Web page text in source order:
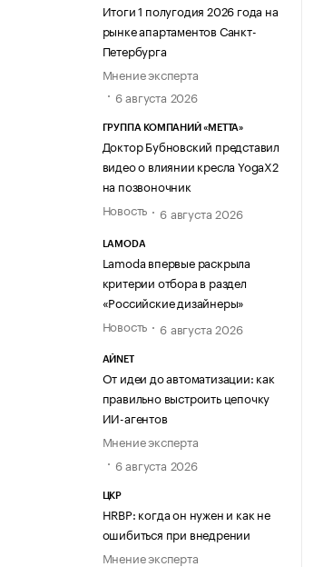
Итоги 1 полугодия 2026 года на
рынке апартаментов Санкт-
Петербурга
Мнение эксперта
6 августа 2026
ГРУППА КОМПАНИЙ «МЕТТА»
Доктор Бубновский представил
видео о влиянии кресла YogaX2
на позвоночник
Новость
6 августа 2026
LAMODA
Lamoda впервые раскрыла
критерии отбора в раздел
«Российские дизайнеры»
Новость
6 августа 2026
АЙNET
От идеи до автоматизации: как
правильно выстроить цепочку
ИИ-агентов
Мнение эксперта
6 августа 2026
ЦКР
HRBP: когда он нужен и как не
ошибиться при внедрении
Мнение эксперта